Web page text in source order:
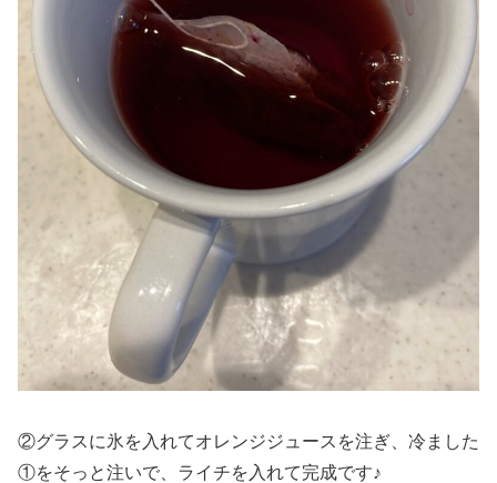
②グラスに氷を入れてオレンジジュースを注ぎ、冷ました
①をそっと注いで、ライチを入れて完成です♪